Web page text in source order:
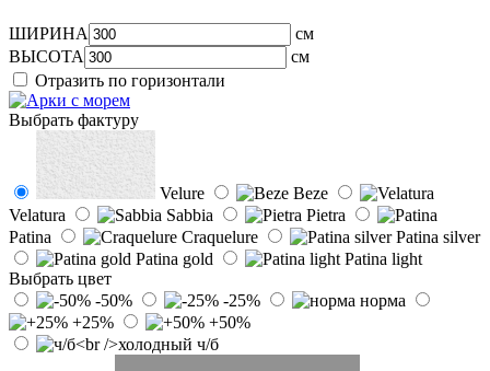
ШИРИНА
см
ВЫСОТА
см
Отразить по горизонтали
Выбрать фактуру
Velure
Beze
Velatura
Sabbia
Pietra
Patina
Craquelure
Patina silver
Patina gold
Patina light
Выбрать цвет
-50%
-25%
норма
+25%
+50%
ч/б